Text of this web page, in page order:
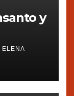
y
ELENA